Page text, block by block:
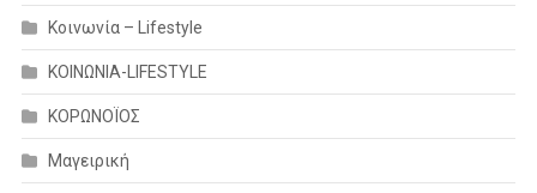
Κοινωνία – Lifestyle
ΚΟΙΝΩΝΙΑ-LIFESTYLE
ΚΟΡΩΝΟΪΟΣ
Μαγειρική